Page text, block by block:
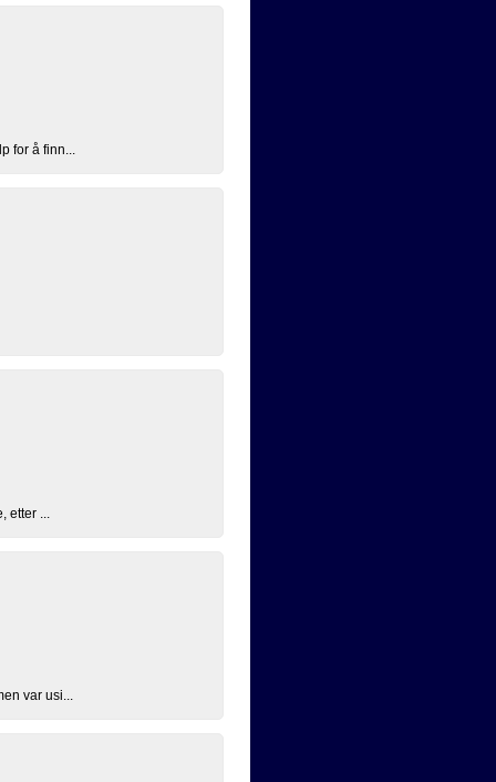
for å finn...
...
var usi...